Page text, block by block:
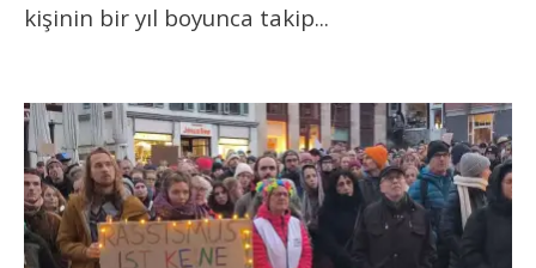
kişinin bir yıl boyunca takip...